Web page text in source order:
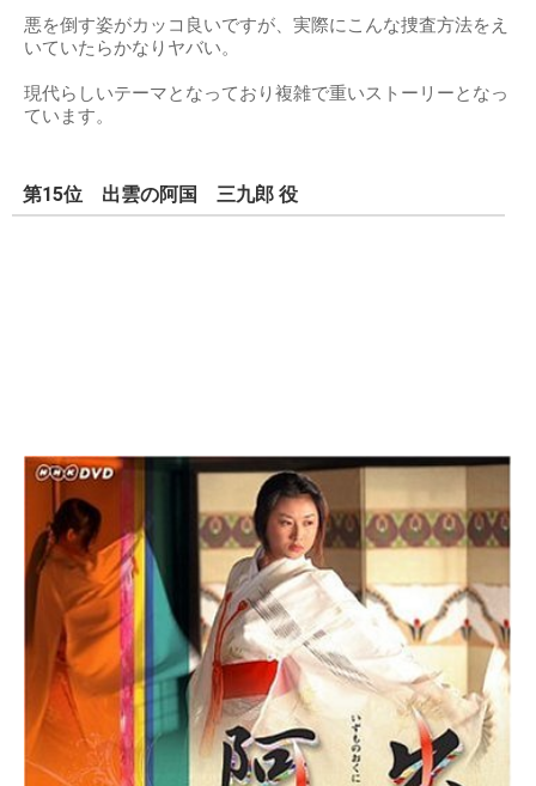
悪を倒す姿がカッコ良いですが、実際にこんな捜査方法をえ
いていたらかなりヤバい。
現代らしいテーマとなっており複雑で重いストーリーとなっ
ています。
第15位 出雲の阿国 三九郎 役